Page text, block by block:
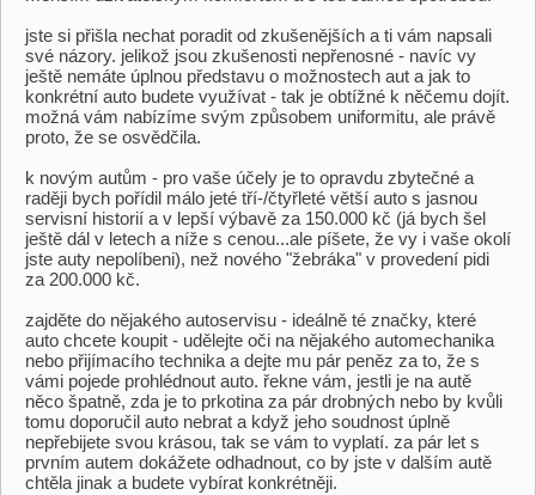
jste si přišla nechat poradit od zkušenějších a ti vám napsali
své názory. jelikož jsou zkušenosti nepřenosné - navíc vy
ještě nemáte úplnou představu o možnostech aut a jak to
konkrétní auto budete využívat - tak je obtížné k něčemu dojít.
možná vám nabízíme svým způsobem uniformitu, ale právě
proto, že se osvědčila.
k novým autům - pro vaše účely je to opravdu zbytečné a
raději bych pořídil málo jeté tří-/čtyřleté větší auto s jasnou
servisní historií a v lepší výbavě za 150.000 kč (já bych šel
ještě dál v letech a níže s cenou...ale píšete, že vy i vaše okolí
jste auty nepolíbeni), než nového "žebráka" v provedení pidi
za 200.000 kč.
zajděte do nějakého autoservisu - ideálně té značky, které
auto chcete koupit - udělejte oči na nějakého automechanika
nebo přijímacího technika a dejte mu pár peněz za to, že s
vámi pojede prohlédnout auto. řekne vám, jestli je na autě
něco špatně, zda je to prkotina za pár drobných nebo by kvůli
tomu doporučil auto nebrat a když jeho soudnost úplně
nepřebijete svou krásou, tak se vám to vyplatí. za pár let s
prvním autem dokážete odhadnout, co by jste v dalším autě
chtěla jinak a budete vybírat konkrétněji.